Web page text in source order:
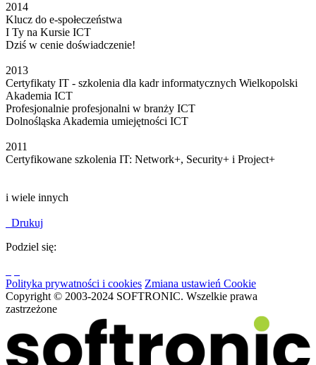
2014
Klucz do e-społeczeństwa
I Ty na Kursie ICT
Dziś w cenie doświadczenie!
2013
Certyfikaty IT - szkolenia dla kadr informatycznych Wielkopolski
Akademia ICT
Profesjonalnie profesjonalni w branży ICT
Dolnośląska Akademia umiejętności ICT
2011
Certyfikowane szkolenia IT: Network+, Security+ i Project+
i wiele innych
Drukuj
Podziel się:
Polityka prywatności i cookies Zmiana ustawień Cookie
Copyright © 2003-2024 SOFTRONIC. Wszelkie prawa
zastrzeżone